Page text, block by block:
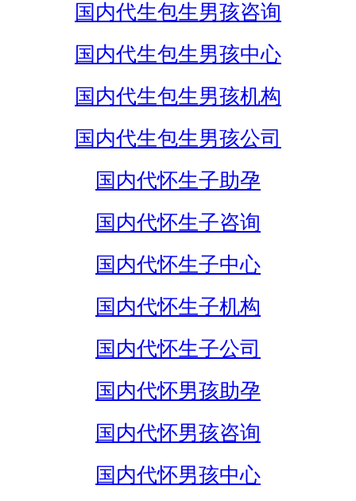
国内代生包生男孩咨询
国内代生包生男孩中心
国内代生包生男孩机构
国内代生包生男孩公司
国内代怀生子助孕
国内代怀生子咨询
国内代怀生子中心
国内代怀生子机构
国内代怀生子公司
国内代怀男孩助孕
国内代怀男孩咨询
国内代怀男孩中心